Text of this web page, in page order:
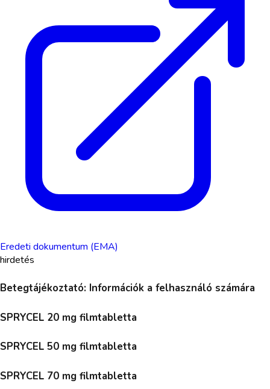
Eredeti dokumentum (EMA)
hirdetés
Betegtájékoztató: Információk a felhasználó számára
SPRYCEL 20 mg filmtabletta
SPRYCEL 50 mg filmtabletta
SPRYCEL 70 mg filmtabletta